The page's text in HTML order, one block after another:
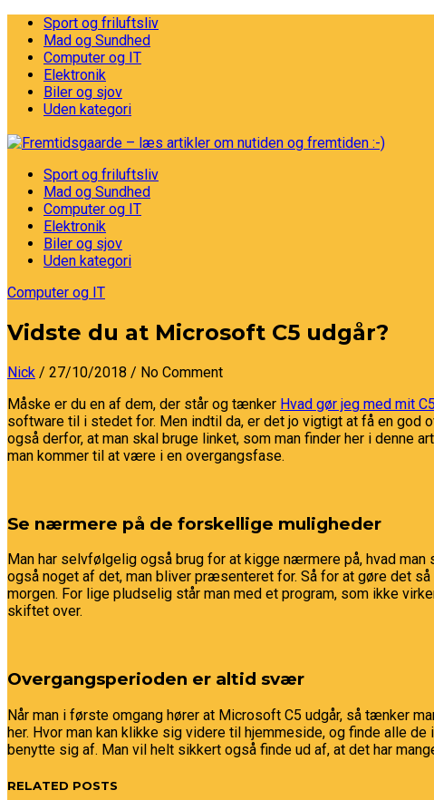
Sport og friluftsliv
Mad og Sundhed
Computer og IT
Elektronik
Biler og sjov
Uden kategori
Sport og friluftsliv
Mad og Sundhed
Computer og IT
Elektronik
Biler og sjov
Uden kategori
Computer og IT
Vidste du at Microsoft C5 udgår?
Nick / 27/10/2018 / No Comment
Måske er du en af dem, der står og tænker Hvad gør jeg med mit
software til i stedet for. Men indtil da, er det jo vigtigt at få en god
også derfor, at man skal bruge linket, som man finder her i denne
man kommer til at være i en overgangsfase.
Se nærmere på de forskellige muligheder
Man har selvfølgelig også brug for at kigge nærmere på, hvad
også noget af det, man bliver præsenteret for. Så for at gøre det
morgen. For lige pludselig står man med et program, som ikke
skiftet over.
Overgangsperioden er altid svær
Når man i første omgang hører at Microsoft C5 udgår, så tænker
her. Hvor man kan klikke sig videre til hjemmeside, og finde alle
benytte sig af. Man vil helt sikkert også finde ud af, at det har
RELATED POSTS